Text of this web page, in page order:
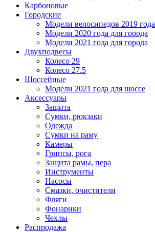
Карбоновые
Городские
Модели велосипедов 2019 года
Модели 2020 года для города
Модели 2021 года для города
Двухподвесы
Колесо 29
Колесо 27.5
Шоссейные
Модели 2021 года для шоссе
Аксессуары
Защита
Сумки, рюкзаки
Одежда
Сумки на раму
Камеры
Грипсы, рога
Защита рамы, пера
Инструменты
Насосы
Смазки, очистители
Фляги
Фонарики
Чехлы
Распродажа